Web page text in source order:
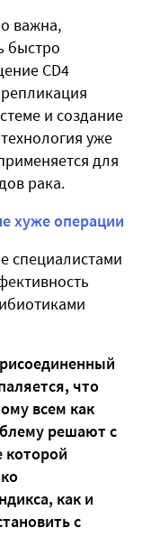
важна,
быстро
CD4
и создание
уже
для
рака.
хуже операции
специалистами
что
всем как
решают с
которой
как и
с